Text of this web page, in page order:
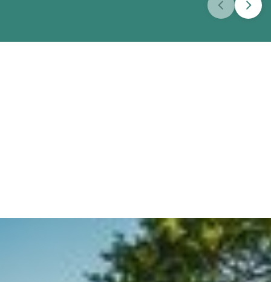
Wir verwenden YouTube, um Videos auf unserer Website
einzubetten
YouTube-Videos laden Alle laden